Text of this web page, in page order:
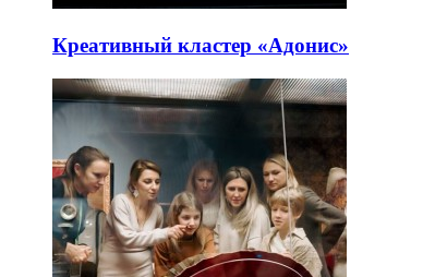
Креативный кластер «Адонис»